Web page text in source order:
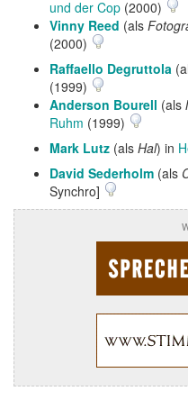
und der Cop (2000)
Vinny Reed (als
(2000)
Raffaello Degruttola
(1999)
Anderson Bourell (als
Ruhm (1999)
Mark Lutz (als Hal) in
David Sederholm (als
Synchro]